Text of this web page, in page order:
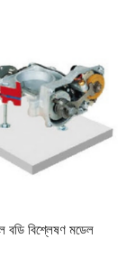
বডি বিশ্লেষণ মডেল